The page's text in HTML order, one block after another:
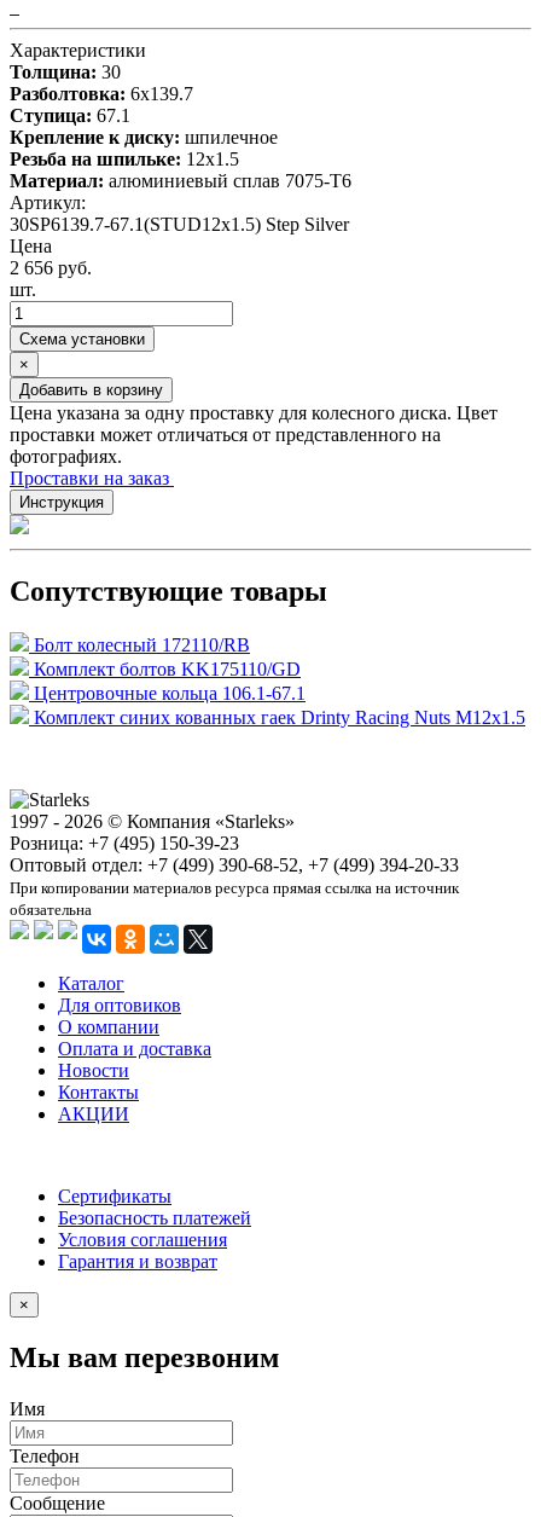
Характеристики
Толщина: 30
Разболтовка: 6x139.7
Ступица: 67.1
Крепление к диску: шпилечное
Резьба на шпильке: 12х1.5
Материал: алюминиевый сплав 7075-T6
Артикул:
30SP6139.7-67.1(STUD12x1.5) Step Silver
Цена
2 656 руб.
шт.
Схема установки
×
Добавить в корзину
Цена указана за одну проставку для колесного диска. Цвет
проставки может отличаться от представленного на
фотографиях.
Проставки на заказ
Инструкция
Сопутствующие товары
Болт колесный 172110/RB
Комплект болтов KK175110/GD
Центровочные кольца 106.1-67.1
Комплект синих кованных гаек Drinty Racing Nuts М12х1.5
1997 - 2026 © Компания «Starleks»
Розница: +7 (495) 150-39-23
Оптовый отдел: +7 (499) 390-68-52, +7 (499) 394-20-33
При копировании материалов ресурса прямая ссылка на источник
обязательна
Каталог
Для оптовиков
О компании
Оплата и доставка
Новости
Контакты
АКЦИИ
Сертификаты
Безопасность платежей
Условия соглашения
Гарантия и возврат
×
Мы вам перезвоним
Имя
Телефон
Сообщение